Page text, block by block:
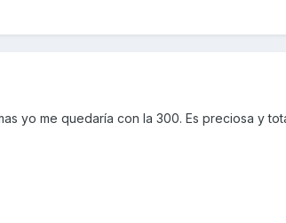
yo me quedaría con la 300. Es preciosa y